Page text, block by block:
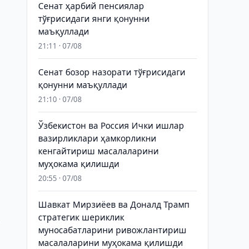
Сенат ҳарбий пенсиялар
тўғрисидаги янги қонунни
маъқуллади
21:11 · 07/08
Сенат бозор назорати тўғрисидаги
қонунни маъқуллади
21:10 · 07/08
Ўзбекистон ва Россия Ички ишлар
вазирликлари ҳамкорликни
кенгайтириш масалаларини
муҳокама қилишди
20:55 · 07/08
Шавкат Мирзиёев ва Доналд Трамп
стратегик шериклик
муносабатларини ривожлантириш
масалаларини муҳокама қилишди